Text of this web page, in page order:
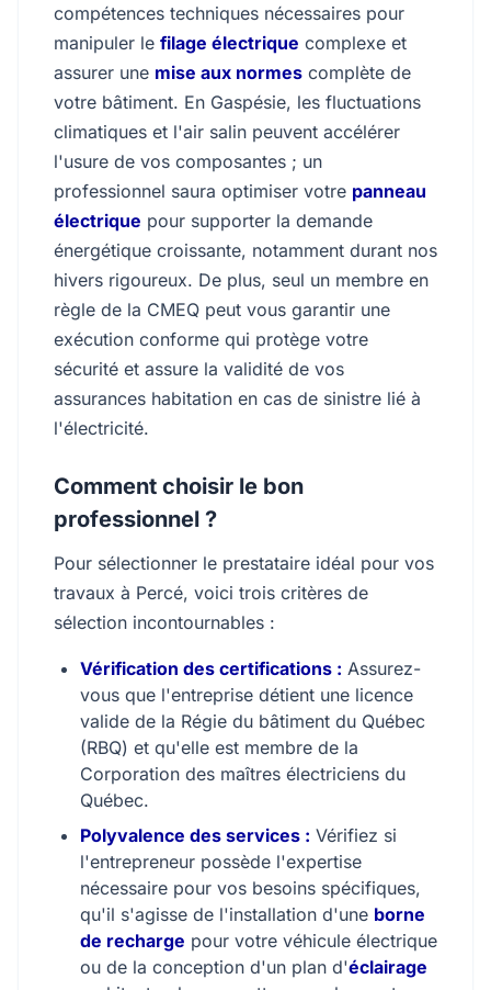
compétences techniques nécessaires pour
manipuler le filage électrique complexe et
assurer une mise aux normes complète de
votre bâtiment. En Gaspésie, les fluctuations
climatiques et l'air salin peuvent accélérer
l'usure de vos composantes ; un
professionnel saura optimiser votre panneau
électrique pour supporter la demande
énergétique croissante, notamment durant nos
hivers rigoureux. De plus, seul un membre en
règle de la CMEQ peut vous garantir une
exécution conforme qui protège votre
sécurité et assure la validité de vos
assurances habitation en cas de sinistre lié à
l'électricité.
Comment choisir le bon
professionnel ?
Pour sélectionner le prestataire idéal pour vos
travaux à Percé, voici trois critères de
sélection incontournables :
Vérification des certifications : Assurez-
vous que l'entreprise détient une licence
valide de la Régie du bâtiment du Québec
(RBQ) et qu'elle est membre de la
Corporation des maîtres électriciens du
Québec.
Polyvalence des services : Vérifiez si
l'entrepreneur possède l'expertise
nécessaire pour vos besoins spécifiques,
qu'il s'agisse de l'installation d'une borne
de recharge pour votre véhicule électrique
ou de la conception d'un plan d'éclairage